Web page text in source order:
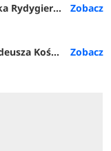
w Bydgoszczy
Kościuszki